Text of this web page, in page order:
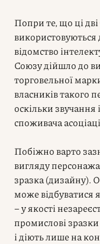
Попри те, що ці
використовуються
відомство
Союзу дійшло до
торговельної
власників такого
оскільки
споживача
Побіжно варто
вигляду
зразка (дизайну).
може відбуватися
– у якості
промислові
і діють лише на